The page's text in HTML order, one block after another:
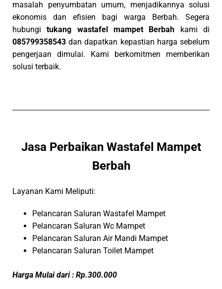
masalah penyumbatan umum, menjadikannya solusi
ekonomis dan efisien bagi warga Berbah. Segera
hubungitukang wastafel mampet Berbah kami di
085799358543 dan dapatkan kepastian harga sebelum
pengerjaan dimulai. Kami berkomitmen memberikan
solusi terbaik.
Jasa Perbaikan Wastafel Mampet
Berbah
Layanan Kami Meliputi:
Pelancaran Saluran Wastafel Mampet
Pelancaran Saluran Wc Mampet
Pelancaran Saluran Air Mandi Mampet
Pelancaran Saluran Toilet Mampet
Harga Mulai dari : Rp.300.000